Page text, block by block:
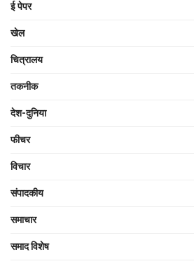
ई पेपर
खेल
चित्रालय
तकनीक
देश-दुनिया
फीचर
विचार
संपादकीय
समाचार
समाद विशेष